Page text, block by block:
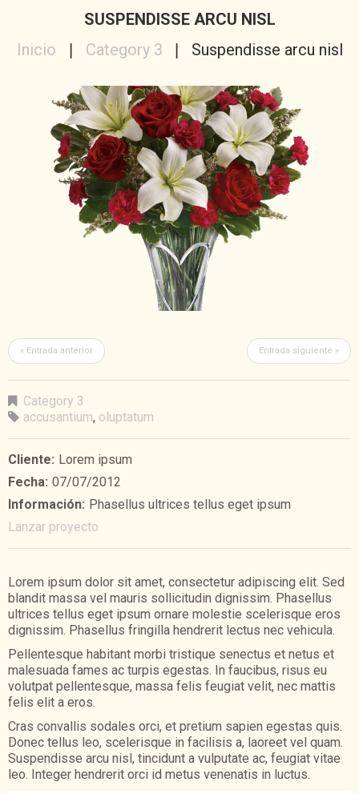
SUSPENDISSE ARCU NISL
Inicio
Category 3 Suspendisse arcu nisl
« Entrada anterior Entrada siguiente »
Category 3
accusantium, oluptatum
Cliente: Lorem ipsum
Fecha: 07/07/2012
Información: Phasellus ultrices tellus eget ipsum
Lanzar proyecto
Lorem ipsum dolor sit amet, consectetur adipiscing elit. Sed
blandit massa vel mauris sollicitudin dignissim. Phasellus
ultrices tellus eget ipsum ornare molestie scelerisque eros
dignissim. Phasellus fringilla hendrerit lectus nec vehicula.
Pellentesque habitant morbi tristique senectus et netus et
malesuada fames ac turpis egestas. In faucibus, risus eu
volutpat pellentesque, massa felis feugiat velit, nec mattis
felis elit a eros.
Cras convallis sodales orci, et pretium sapien egestas quis.
Donec tellus leo, scelerisque in facilisis a, laoreet vel quam.
Suspendisse arcu nisl, tincidunt a vulputate ac, feugiat vitae
leo. Integer hendrerit orci id metus venenatis in luctus.